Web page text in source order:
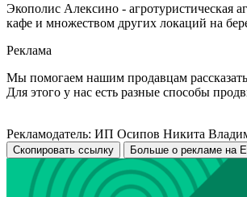
Экополис Алексино - агротуристическая
кафе и множеством других локаций на
Реклама
Мы помогаем нашим продавцам
Для этого у нас есть разные способы
Рекламодатель: ИП Осипов Никита
Скопировать ссылку Больше о рекламе на